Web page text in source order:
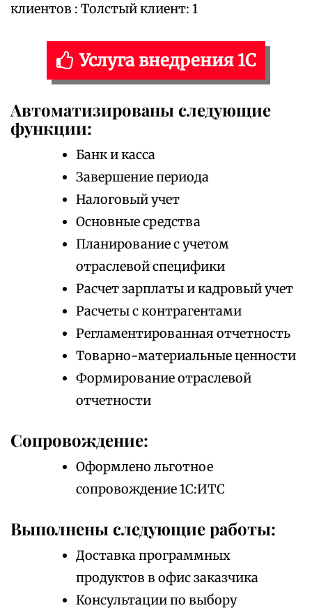
клиентов : Толстый клиент: 1
Услуга внедрения 1С
Автоматизированы следующие
функции:
Банк и касса
Завершение периода
Налоговый учет
Основные средства
Планирование с учетом
отраслевой специфики
Расчет зарплаты и кадровый учет
Расчеты с контрагентами
Регламентированная отчетность
Товарно-материальные ценности
Формирование отраслевой
отчетности
Сопровождение:
Оформлено льготное
сопровождение 1С:ИТС
Выполнены следующие работы:
Доставка программных
продуктов в офис заказчика
Консультации по выбору